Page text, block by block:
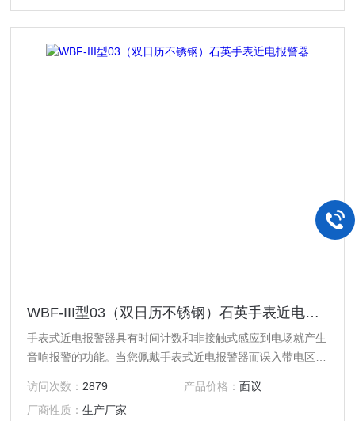
WBF-III型03（双日历不锈钢）石英手表近电报警器
手表式近电报警器具有时间计数和非接触式感应到电场就产生
音响报警的功能。当您佩戴手表式近电报警器而误入带电区和
信号，提醒作业人员注意危险，防止由于错觉和失误造成的触
电伤亡事故。经过电力、铁路、油田、化工、煤矿等部门多年
访问次数： 2879 产品价格： 面议
厂商性质：生产厂家